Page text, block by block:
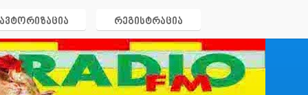
ავტორიზაცია რეგისტრაცია